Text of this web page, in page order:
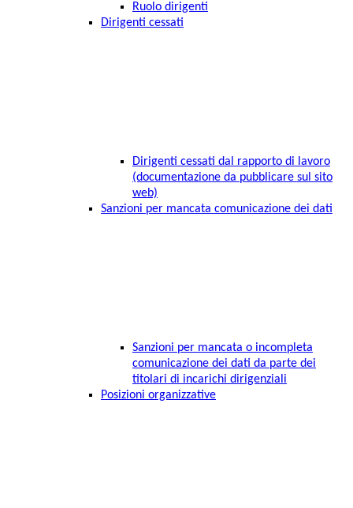
Ruolo dirigenti
Dirigenti cessati
Dirigenti cessati dal rapporto di lavoro
(documentazione da pubblicare sul sito
web)
Sanzioni per mancata comunicazione dei dati
Sanzioni per mancata o incompleta
comunicazione dei dati da parte dei
titolari di incarichi dirigenziali
Posizioni organizzative